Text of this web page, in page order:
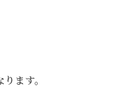
ます。